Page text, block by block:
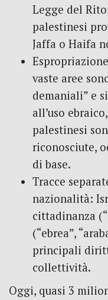
Legge del
palestinesi
Jaffa o Haifa
vaste aree
demaniali” e
all’uso
palestinesi
riconosciute,
di base.
Tracce
nazionalità:
cittadinanza
(“ebrea”,
principali
collettività.
Oggi, quasi 3